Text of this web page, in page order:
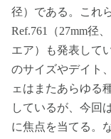
径）である。これ
Ref.761（27mm径
エア）も発表して
のサイズやデイト
ェはまたあらゆる
しているが、今回
に焦点を当てる。